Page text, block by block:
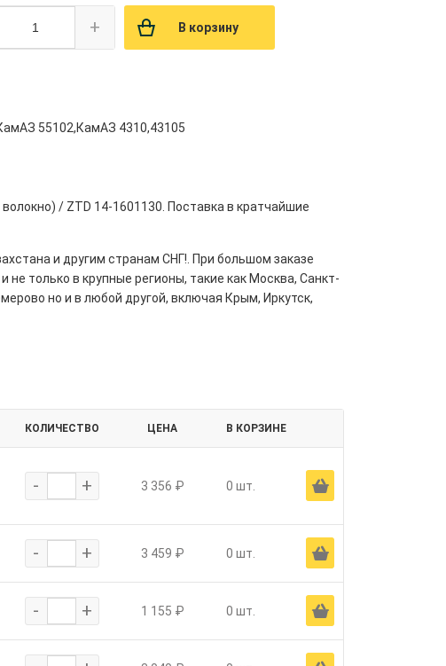
+ В корзину
55102,КамАЗ 4310,43105
/ ZTD 14-1601130. Поставка в кратчайшие
и другим странам СНГ!. При большом заказе
только в крупные регионы, такие как Москва, Санкт-
но и в любой другой, включая Крым, Иркутск,
КОЛИЧЕСТВО ЦЕНА В КОРЗИНЕ
- + 3 356 ₽ 0 шт. Ä
- + 3 459 ₽ 0 шт. Ä
- + 1 155 ₽ 0 шт. Ä